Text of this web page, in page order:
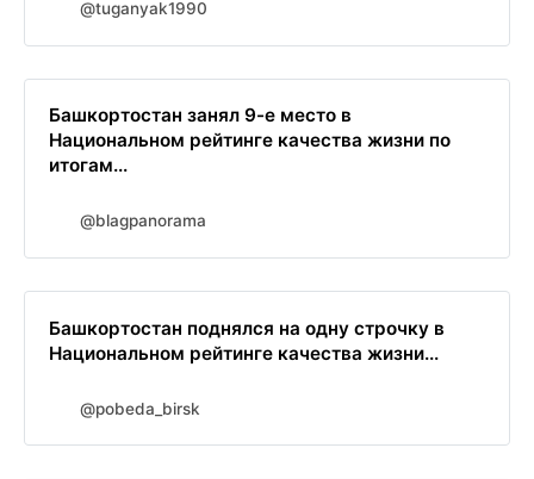
@tuganyak1990
Башкортостан занял 9-е место в
Национальном рейтинге качества жизни по
итогам...
@blagpanorama
Башкортостан поднялся на одну строчку в
Национальном рейтинге качества жизни...
@pobeda_birsk